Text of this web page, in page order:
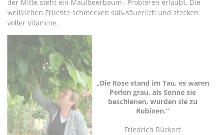
der Mitte steht ein Maulbeerbaum– Probieren erlaubt. Die
weißlichen Früchte schmecken süß-säuerlich und stecken
voller Vitamine.
„Die Rose stand im Tau, es waren
Perlen grau, als Sonne sie
beschienen, wurden sie zu
Rubinen.“
Friedrich Rückert